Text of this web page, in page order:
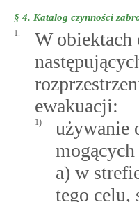
§ 4. Katalog czynności
1.
W obiektach
ewakuacji:
1)
używanie
a) w
tego celu,